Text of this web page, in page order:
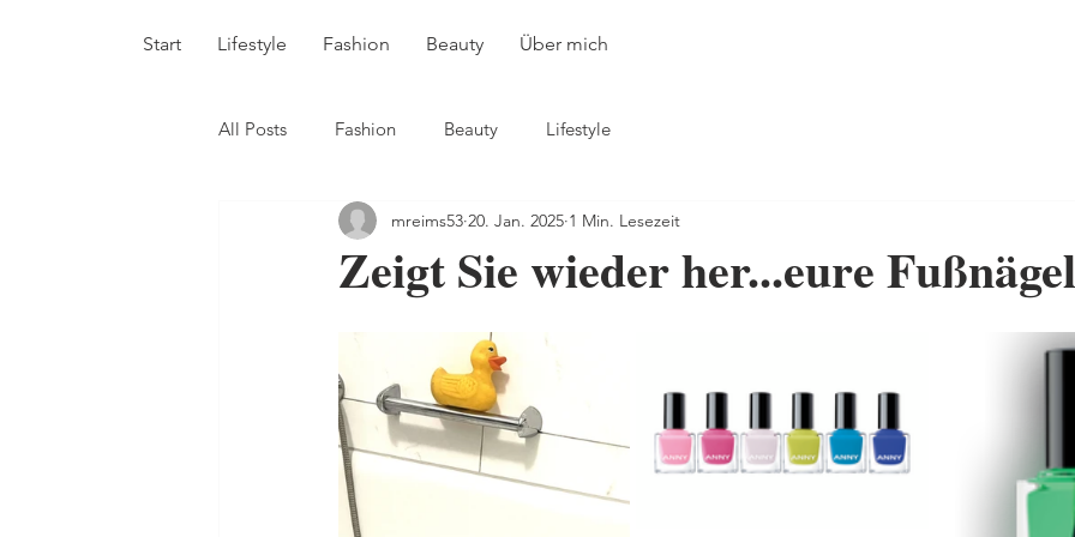
Start Lifestyle Fashion Beauty Über mich
All Posts Fashion Beauty Lifestyle
Zeigt Sie wieder her...eure Fußnägel
mreims53 20. Jan. 2025 1 Min. Lesezeit